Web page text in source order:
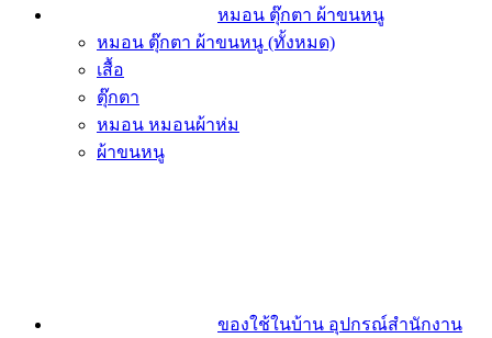
หมอน ตุ๊กตา ผ้าขนหนู
หมอน ตุ๊กตา ผ้าขนหนู (ทั้งหมด)
เสื้อ
ตุ๊กตา
หมอน หมอนผ้าห่ม
ผ้าขนหนู
ของใช้ในบ้าน อุปกรณ์สำนักงาน